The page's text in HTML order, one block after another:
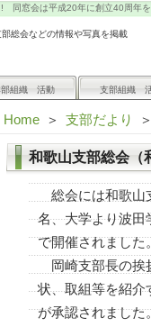
部総会などの情報や写真を掲載
同窓会は平成20年に創立40周年
部組織 活動 支部組織
Home ＞ 支部だより
和歌山支部総会
総会には和歌山
名、大学より波田
で開催されました
岡崎支部長の挨
状、取組等を紹介
が承認されました